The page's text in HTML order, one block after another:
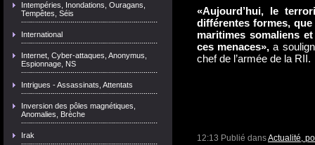
Intempéries, Inondations, Ouragans,
Tempêtes, Séis
International
Internet, Cyber-attaques, Anonymus,
Espionnage, NS
Intrigues - Assassinats, Attentats
Inversion des pôles magnétiques,
Anomalies, Brèche
Irak
«Aujourd’hui, le
différentes formes,
maritimes somaliens
ces menaces», a
chef de l’armée de la RII.
12:13 Publié dansActualité,